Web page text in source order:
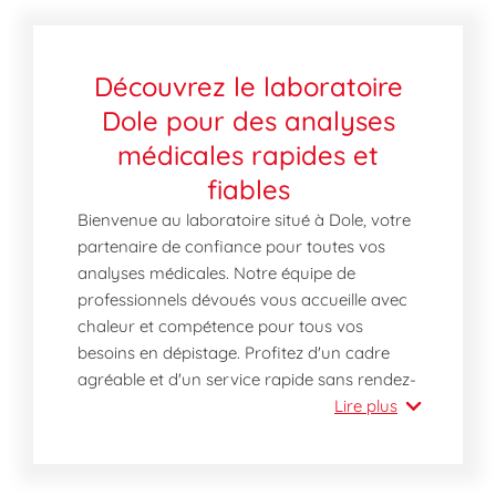
Découvrez le laboratoire
Dole pour des analyses
médicales rapides et
fiables
Bienvenue au laboratoire situé à Dole, votre
partenaire de confiance pour toutes vos
analyses médicales. Notre équipe de
professionnels dévoués vous accueille avec
chaleur et compétence pour tous vos
besoins en dépistage. Profitez d'un cadre
agréable et d'un service rapide sans rendez-
vous, idéal pour s'adapter à votre emploi du
Lire plus